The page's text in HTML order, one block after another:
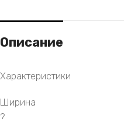
Описание
Характеристики
Ширина
?